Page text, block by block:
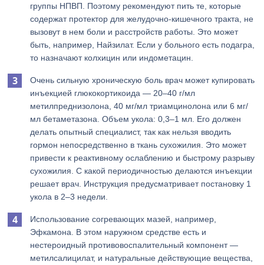
группы НПВП. Поэтому рекомендуют пить те, которые
содержат протектор для желудочно-кишечного тракта, не
вызовут в нем боли и расстройств работы. Это может
быть, например, Найзилат. Если у больного есть подагра,
то назначают колхицин или индометацин.
Очень сильную хроническую боль врач может купировать
инъекцией глюкокортикоида — 20–40 г/мл
метилпреднизолона, 40 мг/мл триамцинолона или 6 мг/
мл бетаметазона. Объем укола: 0,3–1 мл. Его должен
делать опытный специалист, так как нельзя вводить
гормон непосредственно в ткань сухожилия. Это может
привести к реактивному ослаблению и быстрому разрыву
сухожилия. С какой периодичностью делаются инъекции
решает врач. Инструкция предусматривает постановку 1
укола в 2–3 недели.
Использование согревающих мазей, например,
Эфкамона. В этом наружном средстве есть и
нестероидный противовоспалительный компонент —
метилсалицилат, и натуральные действующие вещества,